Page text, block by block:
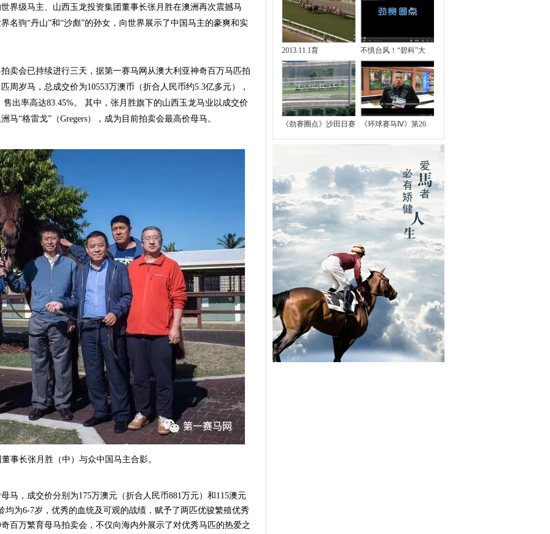
2013.11.1育 不惧台风！“碧科”大
《劲赛圈点》沙田日赛 《环球赛马Ⅳ》第26
界级马主、山西玉龙投资集团董事长张月胜在澳洲再次震撼马
名驹“丹山”和“沙彪”的孙女，向世界展示了中国马主的豪爽和实
卖会已持续进行三天，据第一赛马网从澳大利亚神奇百万马匹拍
周岁马，总成交价为10553万澳币（折合人民币约5.3亿多元），
出率高达83.45%。 其中，张月胜旗下的山西玉龙马业以成交价
马“格雷戈”（Gregers）， 成为目前拍卖会最高价母马。
事长张月胜（中）与众中国马主合影。
马，成交价分别为175万澳元 （折合人民币881万元） 和115澳元
均为6-7岁，优秀的血统及可观的战绩，赋予了两匹优骏繁殖优秀
百万繁育母马拍卖会，不仅向海内外展示了对优秀马匹的热爱之